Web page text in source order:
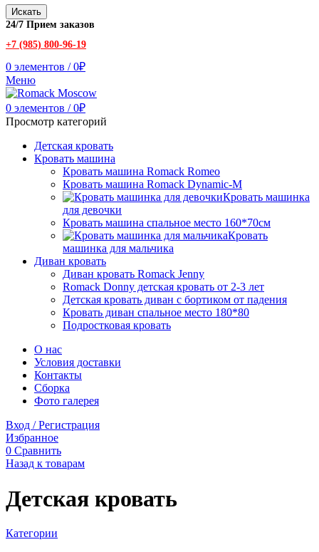
Искать
24/7 Прием заказов
+7 (985) 800-96-19
0 элементов / 0₽
Меню
0 элементов / 0₽
Просмотр категорий
Детская кровать
Кровать машина
Кровать машина Romack Romeo
Кровать машина Romack Dynamic-M
Кровать машинка
для девочки
Кровать машина спальное место 160*70см
Кровать
машинка для мальчика
Диван кровать
Диван кровать Romack Jenny
Romack Donny детская кровать от 2-3 лет
Детская кровать диван с бортиком от падения
Кровать диван спальное место 180*80
Подростковая кровать
О нас
Условия доставки
Контакты
Сборка
Фото галерея
Вход / Регистрация
Избранное
0 Сравнить
Назад к товарам
Детская кровать
Категории